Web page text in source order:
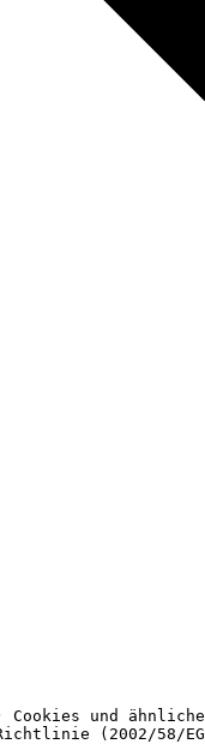
und ähnliche
Richtlinie (2002/58/